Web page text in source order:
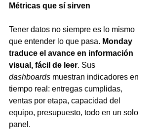
Métricas que sí sirven
Tener datos no siempre es lo mismo
que entender lo que pasa. Monday
traduce el avance en información
visual, fácil de leer. Sus
dashboards muestran indicadores en
tiempo real: entregas cumplidas,
ventas por etapa, capacidad del
equipo, presupuesto, todo en un solo
panel.